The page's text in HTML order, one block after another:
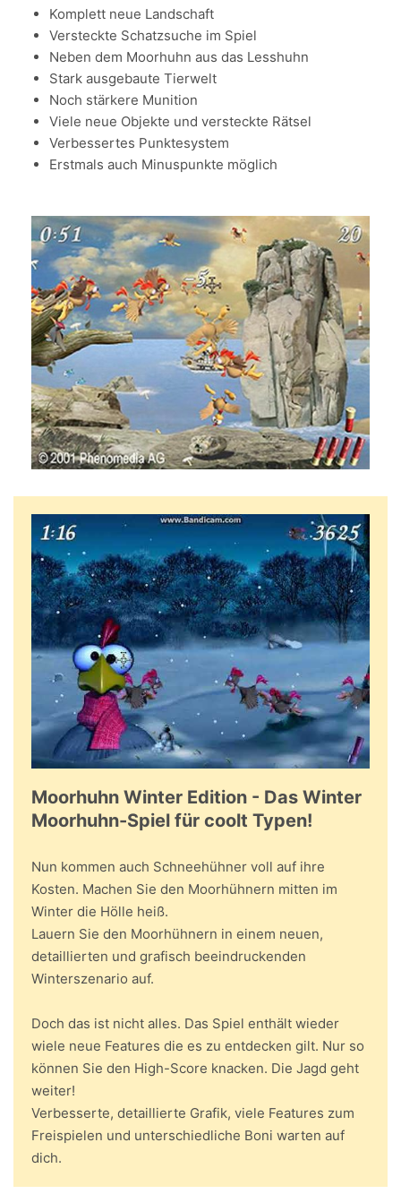
Komplett neue Landschaft
Versteckte Schatzsuche im Spiel
Neben dem Moorhuhn aus das Lesshuhn
Stark ausgebaute Tierwelt
Noch stärkere Munition
Viele neue Objekte und versteckte Rätsel
Verbessertes Punktesystem
Erstmals auch Minuspunkte möglich
Moorhuhn Winter Edition - Das Winter
Moorhuhn-Spiel für coolt Typen!
Nun kommen auch Schneehühner voll auf ihre
Kosten. Machen Sie den Moorhühnern mitten im
Winter die Hölle heiß.
Lauern Sie den Moorhühnern in einem neuen,
detaillierten und grafisch beeindruckenden
Winterszenario auf.
Doch das ist nicht alles. Das Spiel enthält wieder
wiele neue Features die es zu entdecken gilt. Nur so
können Sie den High-Score knacken. Die Jagd geht
weiter!
Verbesserte, detaillierte Grafik, viele Features zum
Freispielen und unterschiedliche Boni warten auf
dich.